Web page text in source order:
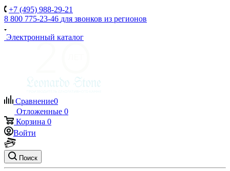
+7 (495) 988-29-21
8 800 775-23-46 для звонков из регионов
Электронный каталог
Сравнение0
Отложенные 0
Корзина 0
Войти
Поиск